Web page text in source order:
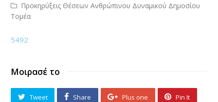
Προκηρύξεις Θέσεων Ανθρώπινου Δυναμικού Δημοσίου
Τομέα
5492
Μοιρασέ το
Tweet Share Plus one Pin It